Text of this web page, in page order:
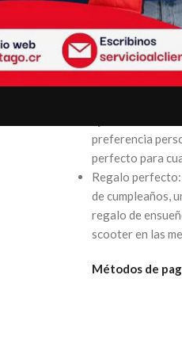
asegurando que
al pasar por
Scooters para
montar es un
rápida y fácil
contigo,
ajustables
preferencia
perfecto para
Regalo
de cumpleaños,
regalo de
scooter en las
Métodos de